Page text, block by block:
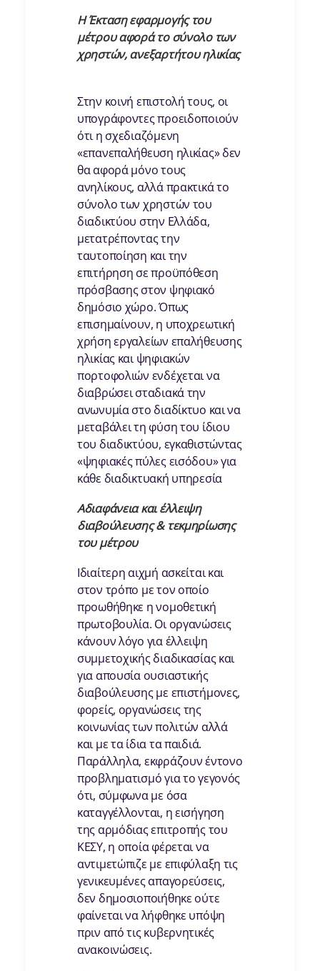
Η Έκταση εφαρμογής του
μέτρου αφορά το σύνολο των
χρηστών, ανεξαρτήτου ηλικίας
Στην κοινή επιστολή τους, οι
υπογράφοντες προειδοποιούν
ότι η σχεδιαζόμενη
«επανεπαλήθευση ηλικίας» δεν
θα αφορά μόνο τους
ανηλίκους, αλλά πρακτικά το
σύνολο των χρηστών του
διαδικτύου στην Ελλάδα,
μετατρέποντας την
ταυτοποίηση και την
επιτήρηση σε προϋπόθεση
πρόσβασης στον ψηφιακό
δημόσιο χώρο. Όπως
επισημαίνουν, η υποχρεωτική
χρήση εργαλείων επαλήθευσης
ηλικίας και ψηφιακών
πορτοφολιών ενδέχεται να
διαβρώσει σταδιακά την
ανωνυμία στο διαδίκτυο και να
μεταβάλει τη φύση του ίδιου
του διαδικτύου, εγκαθιστώντας
«ψηφιακές πύλες εισόδου» για
κάθε διαδικτυακή υπηρεσία
Αδιαφάνεια και έλλειψη
διαβούλευσης & τεκμηρίωσης
του μέτρου
Ιδιαίτερη αιχμή ασκείται και
στον τρόπο με τον οποίο
προωθήθηκε η νομοθετική
πρωτοβουλία. Οι οργανώσεις
κάνουν λόγο για έλλειψη
συμμετοχικής διαδικασίας και
για απουσία ουσιαστικής
διαβούλευσης με επιστήμονες,
φορείς, οργανώσεις της
κοινωνίας των πολιτών αλλά
και με τα ίδια τα παιδιά.
Παράλληλα, εκφράζουν έντονο
προβληματισμό για το γεγονός
ότι, σύμφωνα με όσα
καταγγέλλονται, η εισήγηση
της αρμόδιας επιτροπής του
ΚΕΣΥ, η οποία φέρεται να
αντιμετώπιζε με επιφύλαξη τις
γενικευμένες απαγορεύσεις,
δεν δημοσιοποιήθηκε ούτε
φαίνεται να λήφθηκε υπόψη
πριν από τις κυβερνητικές
ανακοινώσεις.